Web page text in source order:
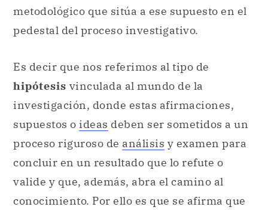
metodológico que sitúa a ese supuesto en el
pedestal del proceso investigativo.
Es decir que nos referimos al tipo de
hipótesis vinculada al mundo de la
investigación, donde estas afirmaciones,
supuestos o ideas deben ser sometidos a un
proceso riguroso de análisis y examen para
concluir en un resultado que lo refute o
valide y que, además, abra el camino al
conocimiento. Por ello es que se afirma que